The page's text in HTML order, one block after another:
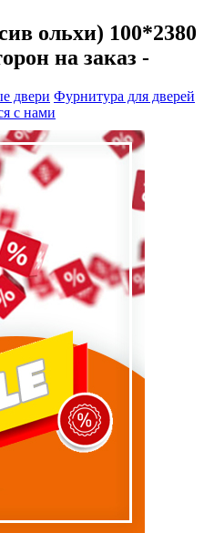
ольхи) 100*2380
на заказ -
двери Фурнитура для дверей
с нами